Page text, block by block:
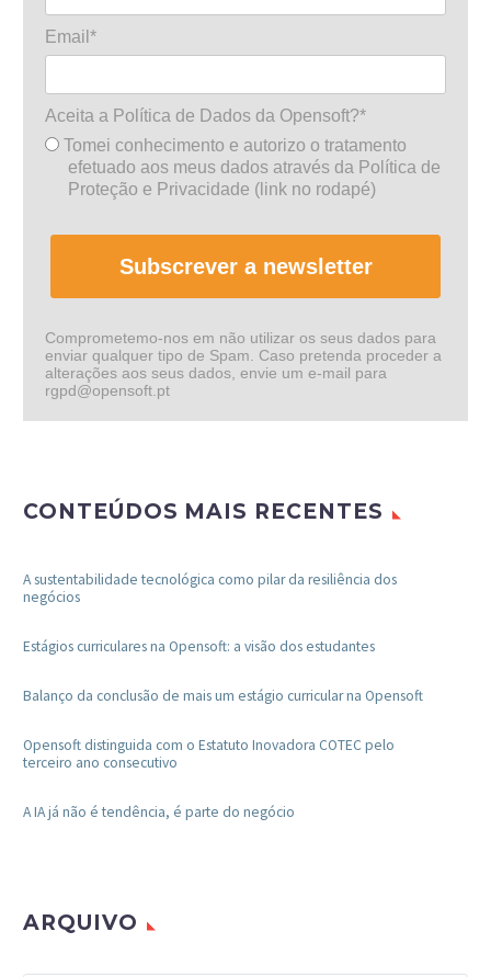
Email*
Aceita a Política de Dados da Opensoft?*
Tomei conhecimento e autorizo o tratamento
efetuado aos meus dados através da Política de
Proteção e Privacidade (link no rodapé)
Subscrever a newsletter
Comprometemo-nos em não utilizar os seus dados para
enviar qualquer tipo de Spam. Caso pretenda proceder a
alterações aos seus dados, envie um e-mail para
rgpd@opensoft.pt
CONTEÚDOS MAIS RECENTES
A sustentabilidade tecnológica como pilar da resiliência dos
negócios
Estágios curriculares na Opensoft: a visão dos estudantes
Balanço da conclusão de mais um estágio curricular na Opensoft
Opensoft distinguida com o Estatuto Inovadora COTEC pelo
terceiro ano consecutivo
A IA já não é tendência, é parte do negócio
ARQUIVO